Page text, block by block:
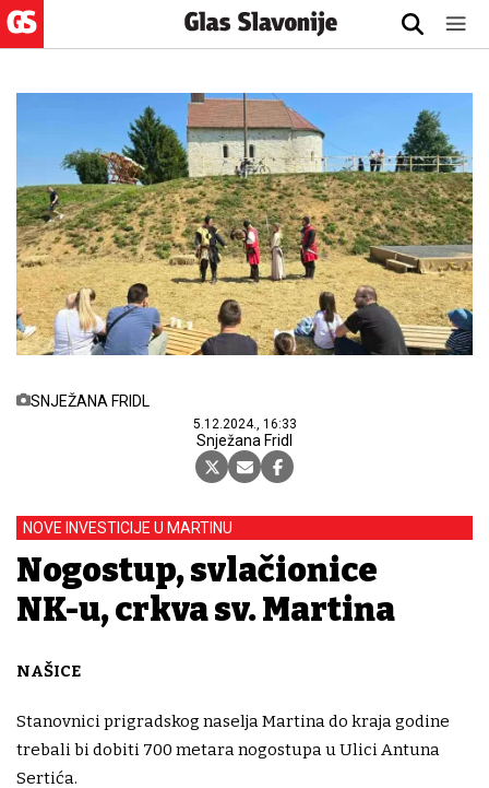
SNJEŽANA FRIDL
5.12.2024., 16:33
Snježana Fridl
NOVE INVESTICIJE U MARTINU
Nogostup, svlačionice
NK-u, crkva sv. Martina
NAŠICE
Stanovnici prigradskog naselja Martina do kraja godine
trebali bi dobiti 700 metara nogostupa u Ulici Antuna
Sertića.